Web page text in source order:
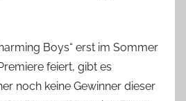
Boys“ erst im Sommer
feiert, gibt es
noch keine Gewinner dieser